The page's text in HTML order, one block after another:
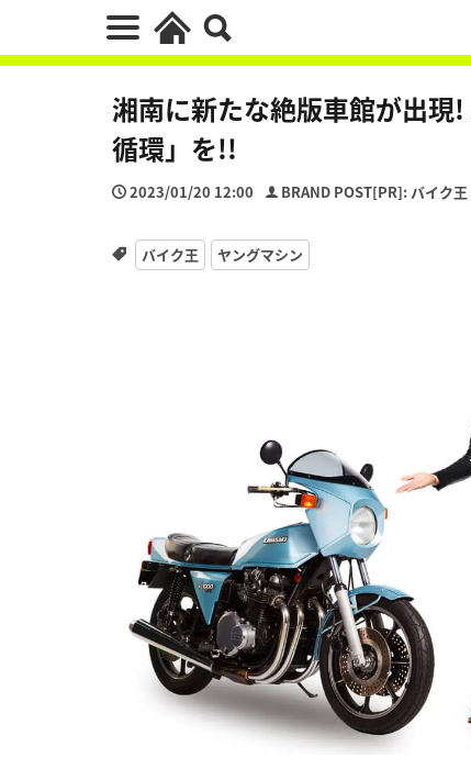
湘南に新たな絶版車館が出現
循環」を!!
2023/01/20 12:00 BRAND POST[PR]: バイク王
バイク王 ヤングマシン